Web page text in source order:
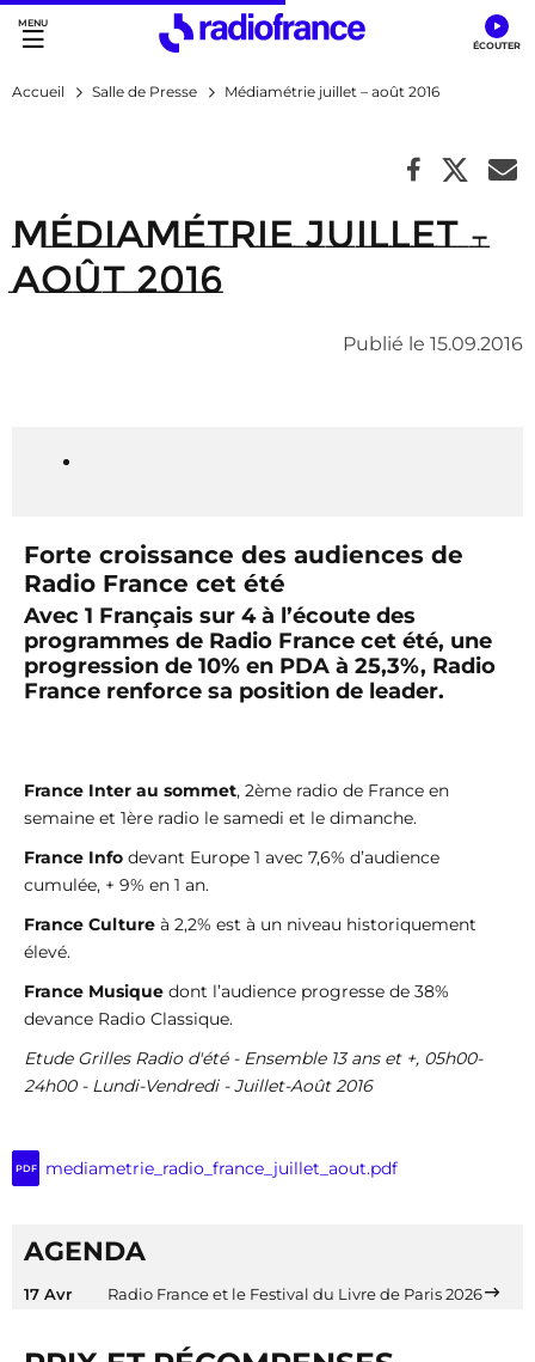
Accès direct :
Menu principal
Contenu
Accueil Salle de Presse Médiamétrie juillet – août 2016
Médiamétrie juillet –
août 2016
Publié le 15.09.2016
Forte croissance des audiences de
Radio France cet été
Avec 1 Français sur 4 à l’écoute des
programmes de Radio France cet été, une
progression de 10% en PDA à 25,3%, Radio
France renforce sa position de leader.
France Inter au sommet, 2ème radio de France en
semaine et 1ère radio le samedi et le dimanche.
France Info devant Europe 1 avec 7,6% d’audience
cumulée, + 9% en 1 an.
France Culture à 2,2% est à un niveau historiquement
élevé.
France Musique dont l’audience progresse de 38%
devance Radio Classique.
Etude Grilles Radio d'été - Ensemble 13 ans et +, 05h00-
24h00 - Lundi-Vendredi - Juillet-Août 2016
PDF mediametrie_radio_france_juillet_aout.pdf
AGENDA
17 Avr Radio France et le Festival du Livre de Paris 2026